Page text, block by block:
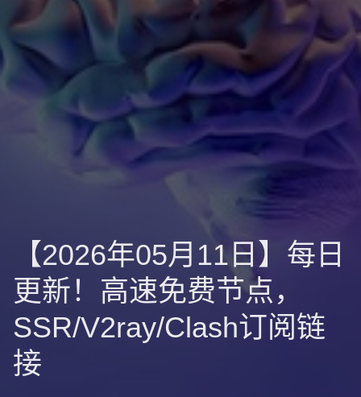
【2026年05月11日】每日
更新！高速免费节点，
SSR/V2ray/Clash订阅链
接